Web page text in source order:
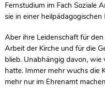
Fernstudium im Fach Soziale
sie in einer heilpädagogischen
Aber ihre Leidenschaft für
Arbeit der Kirche und für die
blieb. Unabhängig davon, wie
hatte. Immer mehr wuchs die
mehr nur im Ehrenamt